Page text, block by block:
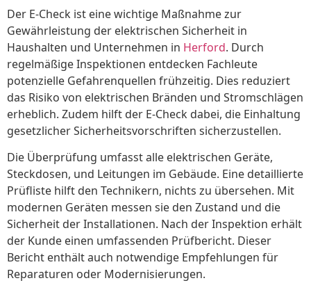
Der E-Check ist eine wichtige Maßnahme zur
Gewährleistung der elektrischen Sicherheit in
Haushalten und Unternehmen in Herford. Durch
regelmäßige Inspektionen entdecken Fachleute
potenzielle Gefahrenquellen frühzeitig. Dies reduziert
das Risiko von elektrischen Bränden und Stromschlägen
erheblich. Zudem hilft der E-Check dabei, die Einhaltung
gesetzlicher Sicherheitsvorschriften sicherzustellen.
Die Überprüfung umfasst alle elektrischen Geräte,
Steckdosen, und Leitungen im Gebäude. Eine detaillierte
Prüfliste hilft den Technikern, nichts zu übersehen. Mit
modernen Geräten messen sie den Zustand und die
Sicherheit der Installationen. Nach der Inspektion erhält
der Kunde einen umfassenden Prüfbericht. Dieser
Bericht enthält auch notwendige Empfehlungen für
Reparaturen oder Modernisierungen.